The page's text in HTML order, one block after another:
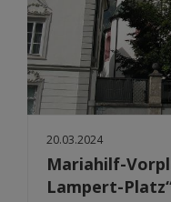
20.03.2024
Mariahilf-
Lampert-